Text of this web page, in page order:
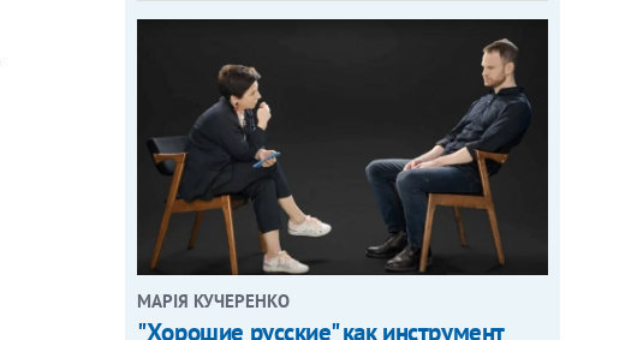
МАРІЯ КУЧЕРЕНКО
"Хорошие русские" как инструмент